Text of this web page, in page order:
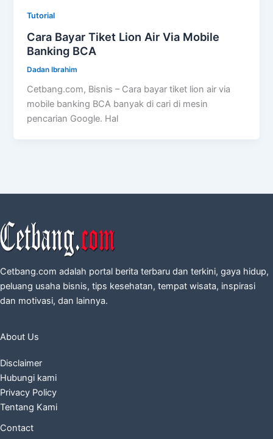
Tutorial
Cara Bayar Tiket Lion Air Via Mobile
Banking BCA
Dadan Ibrahim
Cetbang.com, Bisnis – Cara bayar tiket lion air via
mobile banking BCA banyak di cari di mesin
pencarian Google. Hal
Cetbang.com adalah portal berita terbaru dan terkini, gaya hidup,
peluang usaha bisnis, tips kesehatan, tempat wisata, inspirasi
dan motivasi, dan lainnya.
About Us
Disclaimer
Hubungi kami
Privacy Policy
Tentang Kami
Contact